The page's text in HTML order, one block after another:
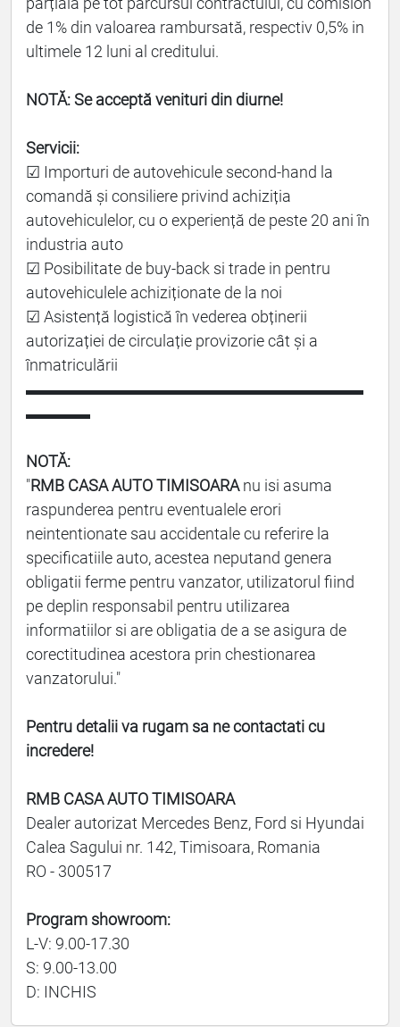
de 1% din valoarea rambursată, respectiv 0,5% in
ultimele 12 luni al creditului.
NOTĂ: Se acceptă venituri din diurne!
Servicii:
☑ Importuri de autovehicule second-hand la
comandă și consiliere privind achiziția
autovehiculelor, cu o experiență de peste 20 ani în
industria auto
☑ Posibilitate de buy-back si trade in pentru
autovehiculele achiziționate de la noi
☑ Asistență logistică în vederea obținerii
autorizației de circulație provizorie cât și a
înmatriculării
▬▬▬▬▬▬▬▬▬▬▬▬▬▬▬▬▬▬▬▬▬
▬▬▬▬
NOTĂ:
"RMB CASA AUTO TIMISOARAnu isi asuma
raspunderea pentru eventualele erori
neintentionate sau accidentale cu referire la
specificatiile auto, acestea neputand genera
obligatii ferme pentru vanzator, utilizatorul fiind
pe deplin responsabil pentru utilizarea
informatiilor si are obligatia de a se asigura de
corectitudinea acestora prin chestionarea
vanzatorului."
Pentru detalii va rugam sa ne contactati cu
incredere!
RMB CASA AUTO TIMISOARA
Dealer autorizat Mercedes Benz, Ford si Hyundai
Calea Sagului nr. 142, Timisoara, Romania
RO - 300517
Program showroom:
L-V: 9.00-17.30
S: 9.00-13.00
D: INCHIS